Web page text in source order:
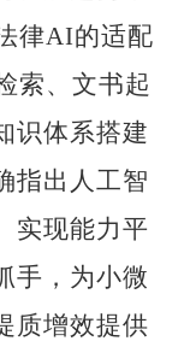
律AI的适配
索、文书起
识体系搭建
指出人工智
实现能力平
手，为小微
质增效提供